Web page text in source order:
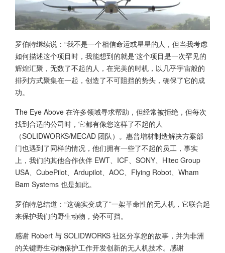
罗伯特继续说：“我不是一个相信命运或星星的人，但当我考虑
如何描述这个项目时，我能想到的就是'这个项目是一次罕见的
辉煌汇聚，无数了不起的人，在完美的时机，以几乎宇宙般的
排列方式聚集在一起，创造了不可阻挡的势头，确保了它的成
功。
The Eye Above 在许多领域寻求帮助，但经常被拒绝，但每次
找到合适的公司时，它都有像您这样了不起的人
（SOLIDWORKS/MECAD 团队）。惠普增材制造解决方案部
门也遇到了同样的情况，他们拥有一些了不起的员工，事实
上，我们的其他合作伙伴 EWT、ICF、SONY、Hitec Group
USA、CubePilot、Ardupilot、AOC、Flying Robot、Wham
Bam Systems 也是如此。
罗伯特总结道：“这确实变成了”一架革命性的无人机，它联合起
来保护我们的野生动物，势不可挡。
感谢 Robert 与 SOLIDWORKS 社区分享您的故事，并为非洲
的关键野生动物保护工作开发创新的无人机技术。感谢